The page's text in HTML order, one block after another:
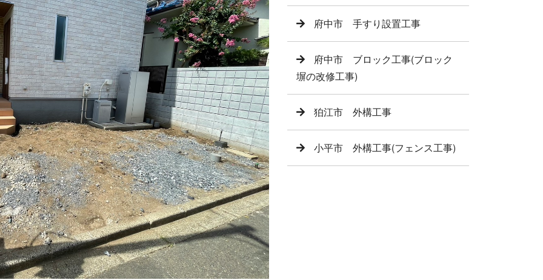
府中市 手すり設置工事
府中市 ブロック工事(ブロック
塀の改修工事)
狛江市 外構工事
小平市 外構工事(フェンス工事)